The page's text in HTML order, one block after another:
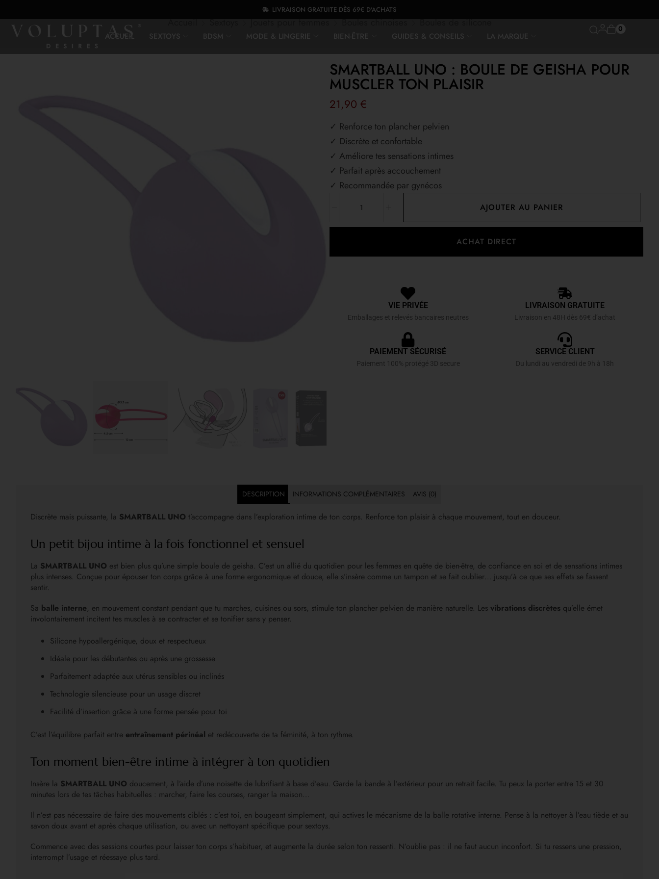
LIVRAISON GRATUITE DÈS 69€ D'ACHATS
ACCUEIL SEXTOYS BDSM MODE & LINGERIE BIEN-ÊTRE GUIDES & CONSEILS LA MARQUE
0
SMARTBALL UNO : BOULE DE GEISHA POUR
MUSCLER TON PLAISIR
21,90 €
✓ Renforce ton plancher pelvien
✓ Discrète et confortable
✓ Améliore tes sensations intimes
✓ Parfait après accouchement
✓ Recommandée par gynécos
AJOUTER AU PANIER
ACHAT DIRECT
VIE PRIVÉE
Emballages et relevés bancaires neutres
LIVRAISON GRATUITE
Livraison en 48H dès 69€ d’achat
PAIEMENT SÉCURISÉ
Paiement 100% protégé 3D secure
SERVICE CLIENT
Du lundi au vendredi de 9h à 18h
DESCRIPTION INFORMATIONS COMPLÉMENTAIRES AVIS (0)
Discrète mais puissante, la SMARTBALL UNO t’accompagne dans l’exploration intime de ton corps. Renforce ton plaisir à chaque mouvement, tout en douceur.
Un petit bijou intime à la fois fonctionnel et sensuel
La SMARTBALL UNO est bien plus qu’une simple boule de geisha. C’est un allié du quotidien pour les femmes en quête de bien-être, de confiance en soi et de sensations intimes
plus intenses. Conçue pour épouser ton corps grâce à une forme ergonomique et douce, elle s’insère comme un tampon et se fait oublier… jusqu’à ce que ses effets se fassent
sentir.
Sa balle interne, en mouvement constant pendant que tu marches, cuisines ou sors, stimule ton plancher pelvien de manière naturelle. Les vibrations discrètes qu’elle émet
involontairement incitent tes muscles à se contracter et se tonifier sans y penser.
Silicone hypoallergénique, doux et respectueux
Idéale pour les débutantes ou après une grossesse
Parfaitement adaptée aux utérus sensibles ou inclinés
Technologie silencieuse pour un usage discret
Facilité d’insertion grâce à une forme pensée pour toi
C’est l’équilibre parfait entre entraînement périnéal et redécouverte de ta féminité, à ton rythme.
Ton moment bien-être intime à intégrer à ton quotidien
Insère la SMARTBALL UNO doucement, à l’aide d’une noisette de lubrifiant à base d’eau. Garde la bande à l’extérieur pour un retrait facile. Tu peux la porter entre 15 et 30
minutes lors de tes tâches habituelles : marcher, faire les courses, ranger la maison…
Il n’est pas nécessaire de faire des mouvements ciblés : c’est toi, en bougeant simplement, qui actives le mécanisme de la balle rotative interne. Pense à la nettoyer à l’eau tiède et au
savon doux avant et après chaque utilisation, ou avec un nettoyant spécifique pour sextoys.
Commence avec des sessions courtes pour laisser ton corps s’habituer, et augmente la durée selon ton ressenti. N’oublie pas : il ne faut aucun inconfort. Si tu ressens une pression,
interrompt l’usage et réessaye plus tard.